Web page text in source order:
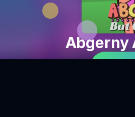
Abgerny